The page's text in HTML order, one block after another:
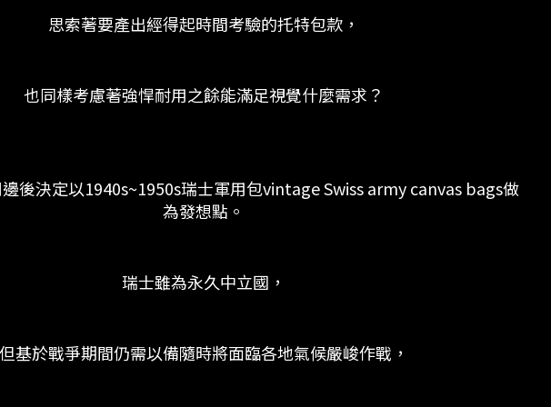
思索著要產出經得起時間考驗的托特包款，
也同樣考慮著強悍耐用之餘能滿足視覺什麼需求？
後決定以1940s~1950s瑞士軍用包vintage Swiss army canvas bags做
為發想點。
瑞士雖為永久中立國，
但基於戰爭期間仍需以備隨時將面臨各地氣候嚴峻作戰，